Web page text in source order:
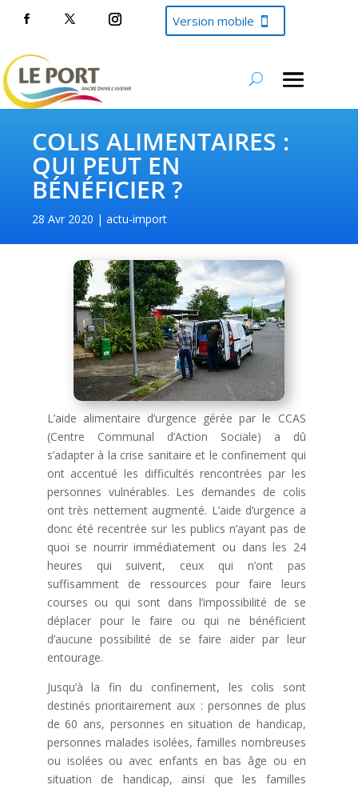
Version mobile
COLIS ALIMENTAIRES :
QUI PEUT EN
BÉNÉFICIER ?
28 Avr 2020 actu-import
L’aide alimentaire d’urgence gérée par le CCAS
(Centre Communal d’Action Sociale) a dû
s’adapter à la crise sanitaire et le confinement qui
ont accentué les difficultés rencontrées par les
personnes vulnérables. Les demandes de colis
ont très nettement augmenté. L’aide d’urgence a
donc été recentrée sur les publics n’ayant pas de
quoi se nourrir immédiatement ou dans les 24
heures qui suivent, ceux qui n’ont pas
suffisamment de ressources pour faire leurs
courses ou qui sont dans l’impossibilité de se
déplacer pour le faire ou qui ne bénéficient
d’aucune possibilité de se faire aider par leur
entourage.
Jusqu’à la fin du confinement, les colis sont
destinés prioritairement aux : personnes de plus
de 60 ans, personnes en situation de handicap,
personnes malades isolées, familles nombreuses
ou isolées ou avec enfants en bas âge ou en
situation de handicap, ainsi que les familles